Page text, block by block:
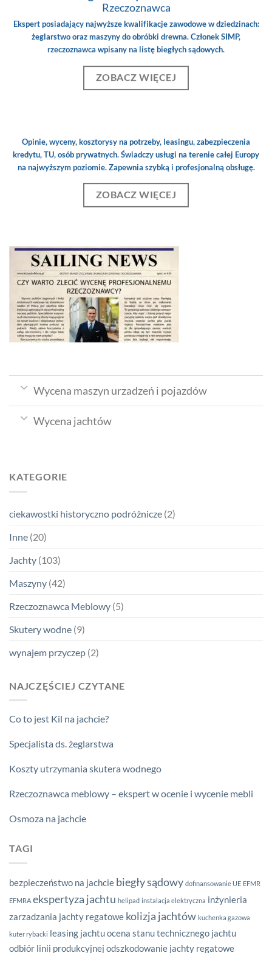
Rzeczoznawca
Ekspert posiadający najwyższe kwalifikacje zawodowe w dziedzinach:
żeglarstwo oraz maszyny do obróbki drewna. Członek SIMP,
rzeczoznawca wpisany na listę biegłych sądowych.
ZOBACZ WIĘCEJ
Opinie, wyceny, kosztorysy na potrzeby, leasingu, zabezpieczenia
kredytu, TU, osób prywatnych. Świadczy usługi na terenie całej Europy
na najwyższym poziomie. Zapewnia szybką i profesjonalną obsługę.
ZOBACZ WIĘCEJ
Wycena maszyn urzadzeń i pojazdów
Wycena jachtów
KATEGORIE
ciekawostki historyczno podróżnicze (2)
Inne (20)
Jachty (103)
Maszyny (42)
Rzeczoznawca Meblowy (5)
Skutery wodne (9)
wynajem przyczep (2)
NAJCZĘŚCIEJ CZYTANE
Co to jest Kil na jachcie?
Specjalista ds. żeglarstwa
Koszty utrzymania skutera wodnego
Rzeczoznawca meblowy – ekspert w ocenie i wycenie mebli
Osmoza na jachcie
TAGI
bezpieczeństwo na jachcie biegły sądowy dofinansowanie UE EFMR
EFMRA ekspertyza jachtu helipad instalacja elektryczna inżynieria
zarzadzania jachty regatowe kolizja jachtów kuchenka gazowa
kuter rybacki leasing jachtuocena stanu technicznego jachtu
odbiór linii produkcyjnej odszkodowanie jachty regatowe